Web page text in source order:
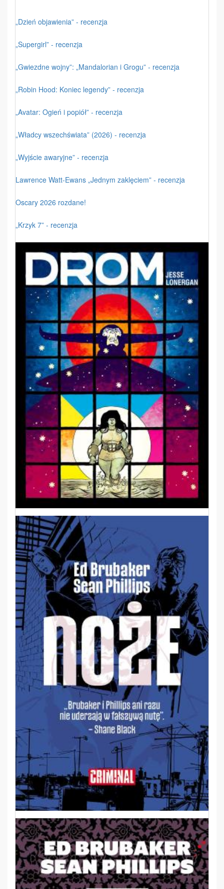
„Dzień objawienia” - recenzja
„Supergirl” - recenzja
„Gwiezdne wojny”: „Mandalorian i Grogu” - recenzja
„Robin Hood: Koniec legendy” - recenzja
„Avatar: Ogień i popiół” - recenzja
„Władcy wszechświata” (2026) - recenzja
„Wyjście awaryjne” - recenzja
Lawrence Watt-Ewans „Jednym zaklęciem” - recenzja
Oscary 2026 rozdane!
„Krzyk 7” - recenzja